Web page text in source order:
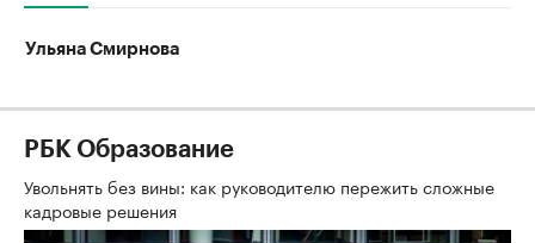
Ульяна Смирнова
РБК Образование
Увольнять без вины: как руководителю пережить сложные
кадровые решения